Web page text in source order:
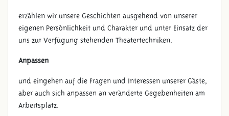
erzählen wir unsere Geschichten ausgehend von unserer
eigenen Persönlichkeit und Charakter und unter Einsatz der
uns zur Verfügung stehenden Theatertechniken.
Anpassen
und eingehen auf die Fragen und Interessen unserer Gäste,
aber auch sich anpassen an veränderte Gegebenheiten am
Arbeitsplatz.